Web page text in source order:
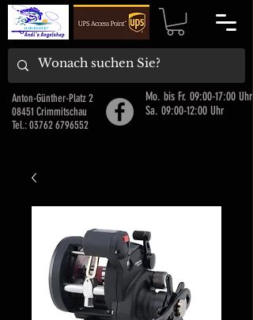
Anton-Günther-Platz 2
08451 Crimmitschau
Tel.:03762 6796552
Mo. bis Fr. 09:00-17:00 Uhr
Sa. 09:00-12:00 Uhr